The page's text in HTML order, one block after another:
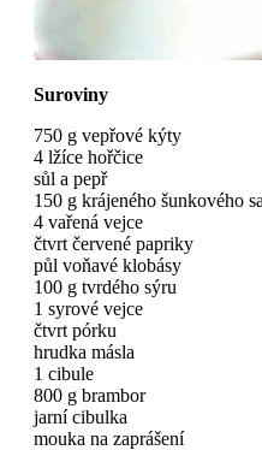
Suroviny
750 g vepřové kýty
4 lžíce hořčice
sůl a pepř
150 g krájeného šunkového
4 vařená vejce
čtvrt červené papriky
půl voňavé klobásy
100 g tvrdého sýru
1 syrové vejce
čtvrt pórku
hrudka másla
1 cibule
800 g brambor
jarní cibulka
mouka na zaprášení